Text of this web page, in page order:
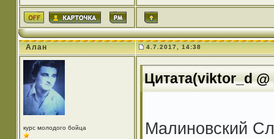
Алан 4.7.2017, 14:38
курс молодого бойца
Цитата(viktor_d
Малиновский